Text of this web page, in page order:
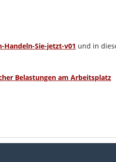
Handeln-Sie-jetzt-v01 und in
Belastungen am Arbeitsplatz